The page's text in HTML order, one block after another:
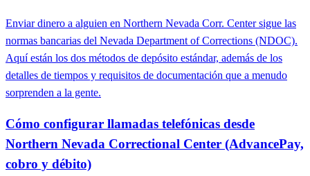
Enviar dinero a alguien en Northern Nevada Corr. Center sigue las
normas bancarias del Nevada Department of Corrections (NDOC).
Aquí están los dos métodos de depósito estándar, además de los
detalles de tiempos y requisitos de documentación que a menudo
sorprenden a la gente.
Cómo configurar llamadas telefónicas desde
Northern Nevada Correctional Center (AdvancePay,
cobro y débito)